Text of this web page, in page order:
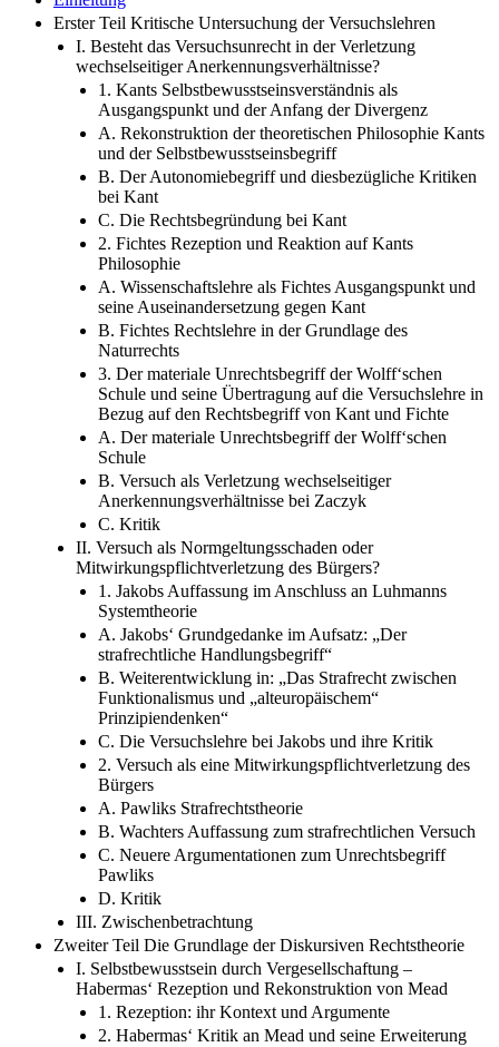
Erster Teil Kritische Untersuchung der Versuchslehren
I. Besteht das Versuchsunrecht in der Verletzung
wechselseitiger Anerkennungsverhältnisse?
1. Kants Selbstbewusstseinsverständnis als
Ausgangspunkt und der Anfang der Divergenz
A. Rekonstruktion der theoretischen Philosophie Kants
und der Selbstbewusstseinsbegriff
B. Der Autonomiebegriff und diesbezügliche Kritiken
bei Kant
C. Die Rechtsbegründung bei Kant
2. Fichtes Rezeption und Reaktion auf Kants
Philosophie
A. Wissenschaftslehre als Fichtes Ausgangspunkt und
seine Auseinandersetzung gegen Kant
B. Fichtes Rechtslehre in der Grundlage des
Naturrechts
3. Der materiale Unrechtsbegriff der Wolff‘schen
Schule und seine Übertragung auf die Versuchslehre in
Bezug auf den Rechtsbegriff von Kant und Fichte
A. Der materiale Unrechtsbegriff der Wolff‘schen
Schule
B. Versuch als Verletzung wechselseitiger
Anerkennungsverhältnisse bei Zaczyk
C. Kritik
II. Versuch als Normgeltungsschaden oder
Mitwirkungspflichtverletzung des Bürgers?
1. Jakobs Auffassung im Anschluss an Luhmanns
Systemtheorie
A. Jakobs‘ Grundgedanke im Aufsatz: „Der
strafrechtliche Handlungsbegriff“
B. Weiterentwicklung in: „Das Strafrecht zwischen
Funktionalismus und „alteuropäischem“
Prinzipiendenken“
C. Die Versuchslehre bei Jakobs und ihre Kritik
2. Versuch als eine Mitwirkungspflichtverletzung des
Bürgers
A. Pawliks Strafrechtstheorie
B. Wachters Auffassung zum strafrechtlichen Versuch
C. Neuere Argumentationen zum Unrechtsbegriff
Pawliks
D. Kritik
III. Zwischenbetrachtung
Zweiter Teil Die Grundlage der Diskursiven Rechtstheorie
I. Selbstbewusstsein durch Vergesellschaftung –
Habermas‘ Rezeption und Rekonstruktion von Mead
1. Rezeption: ihr Kontext und Argumente
2. Habermas‘ Kritik an Mead und seine Erweiterung